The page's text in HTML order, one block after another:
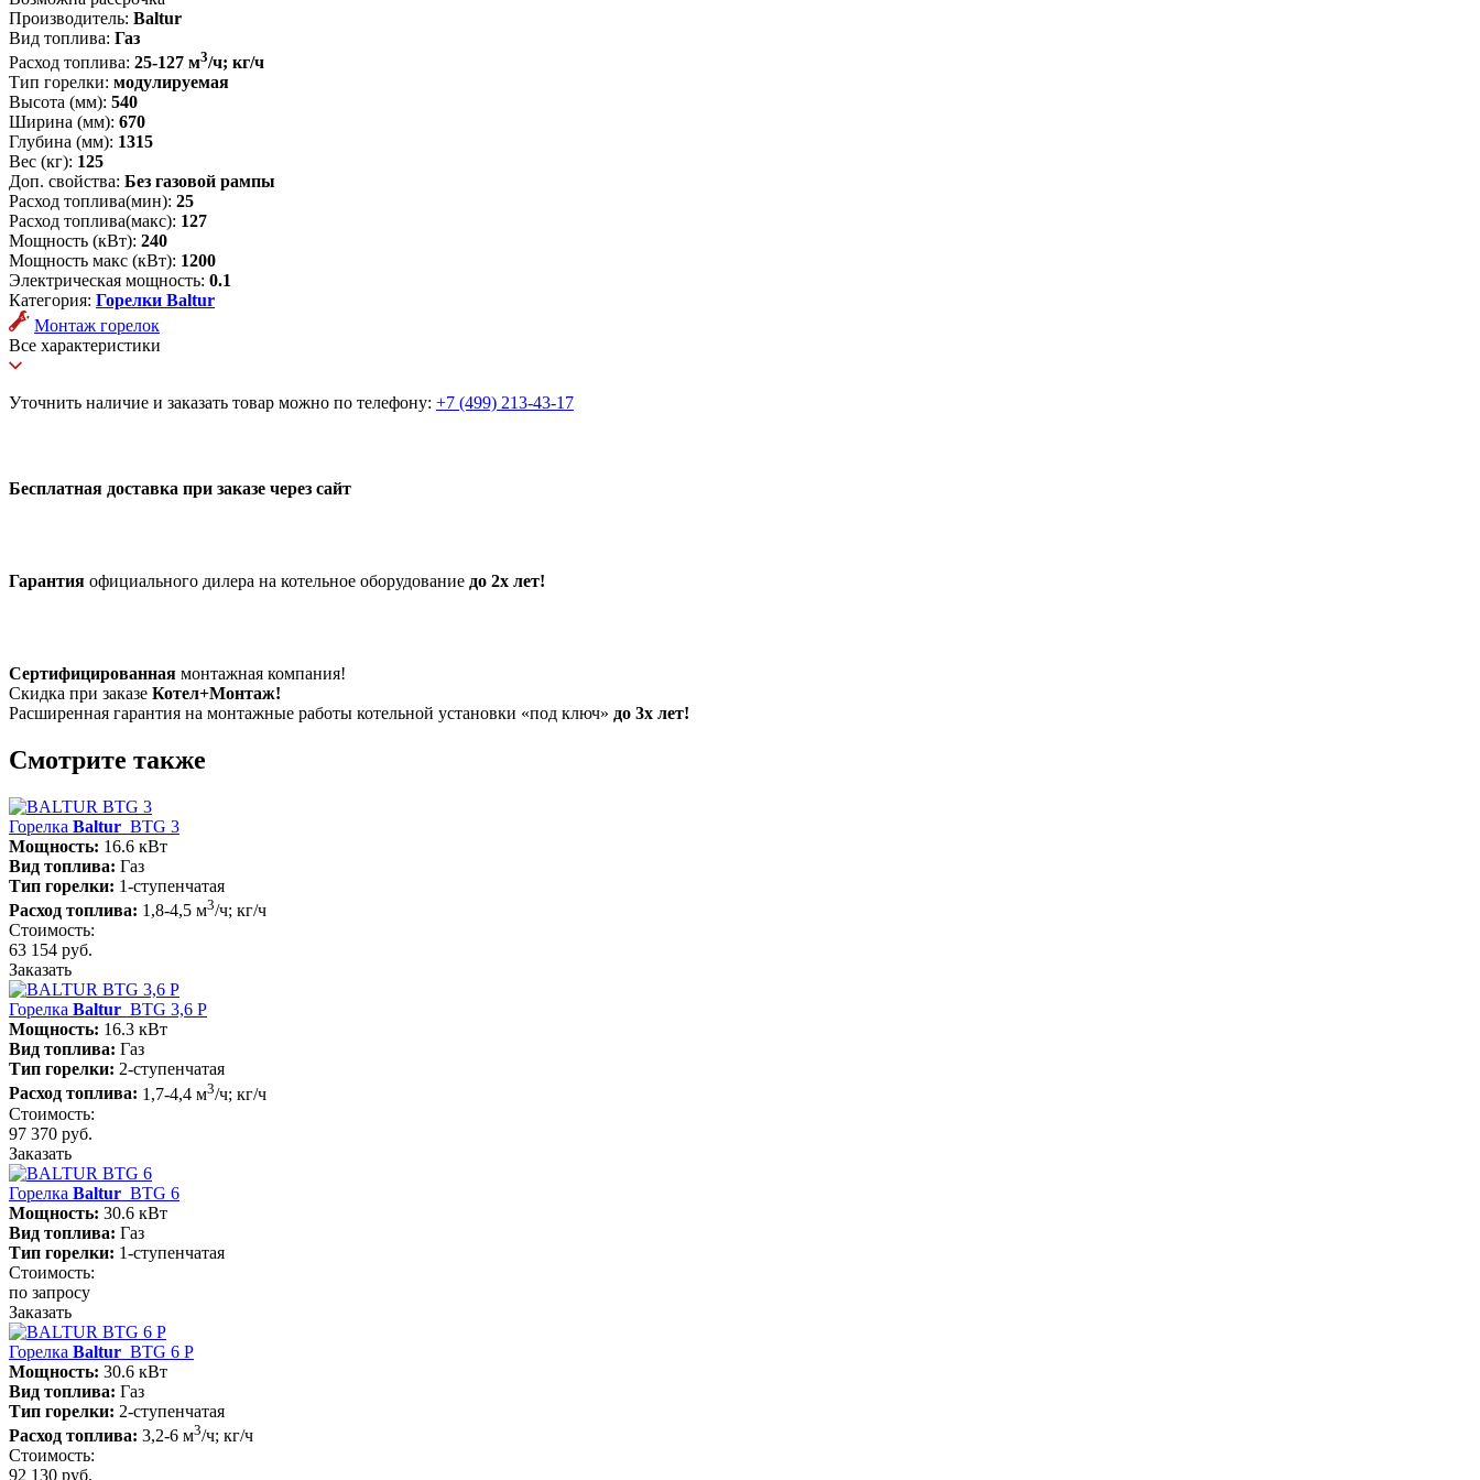
Производитель: Baltur
Вид топлива: Газ
Расход топлива: 25-127 м3/ч; кг/ч
Тип горелки: модулируемая
Высота (мм): 540
Ширина (мм): 670
Глубина (мм): 1315
Вес (кг): 125
Доп. свойства: Без газовой рампы
Расход топлива(мин): 25
Расход топлива(макс): 127
Мощность (кВт): 240
Мощность макс (кВт): 1200
Электрическая мощность: 0.1
Категория: Горелки Baltur
Монтаж горелок
Все характеристики
Уточнить наличие и заказать товар можно по телефону: +7 (499) 213-43-17
Бесплатная доставка при заказе через сайт
Гарантия официального дилера на котельное оборудование до 2х лет!
Сертифицированная монтажная компания!
Скидка при заказе Котел+Монтаж!
Расширенная гарантия на монтажные работы котельной установки «под ключ» до 3х лет!
Смотрите также
Горелка Baltur BTG 3
Мощность: 16.6 кВт
Вид топлива: Газ
Тип горелки: 1-ступенчатая
Расход топлива: 1,8-4,5 м3/ч; кг/ч
Стоимость:
63 154 руб.
Заказать
Горелка Baltur BTG 3,6 P
Мощность: 16.3 кВт
Вид топлива: Газ
Тип горелки: 2-ступенчатая
Расход топлива: 1,7-4,4 м3/ч; кг/ч
Стоимость:
97 370 руб.
Заказать
Горелка Baltur BTG 6
Мощность: 30.6 кВт
Вид топлива: Газ
Тип горелки: 1-ступенчатая
Стоимость:
по запросу
Заказать
Горелка Baltur BTG 6 P
Мощность: 30.6 кВт
Вид топлива: Газ
Тип горелки: 2-ступенчатая
Расход топлива: 3,2-6 м3/ч; кг/ч
Стоимость:
92 130 руб.